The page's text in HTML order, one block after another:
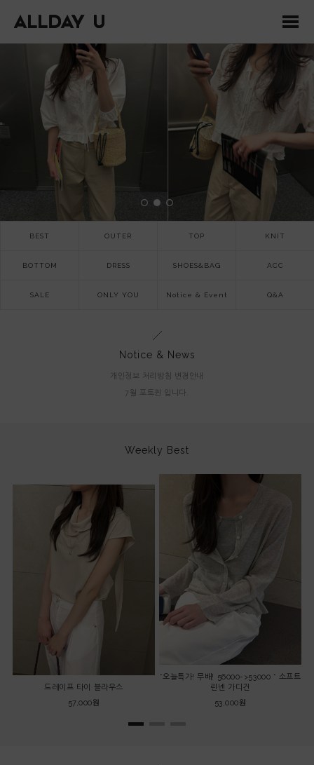
BEST OUTER TOP KNIT
BOTTOM DRESS SHOES&BAG ACC
SALE ONLY YOU Notice & Event Q&A
Notice & News
개인정보 처리방침 변경안내
7월 포토퀸 입니다.
Weekly Best
드레이프 타이 블라우스
57,000원
*오늘특가! 무배! 56000->53000 * 소프트
린넨 가디건
53,000원